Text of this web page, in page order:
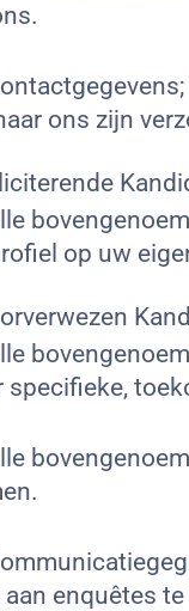
ons zijn
op uw
enquêtes te